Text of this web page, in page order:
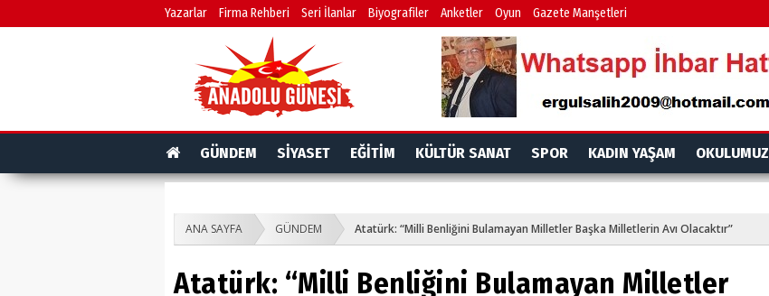
Yazarlar Firma Rehberi Seri İlanlar Biyografiler Anketler Oyun Gazete Manşetleri
GÜNDEM SİYASET EĞİTİM KÜLTÜR SANAT SPOR KADIN YAŞAM OKULUMUZ
ANA SAYFA GÜNDEM Atatürk: “Milli Benliğini Bulamayan Milletler Başka Milletlerin Avı Olacaktır”
Atatürk: “Milli Benliğini Bulamayan Milletler